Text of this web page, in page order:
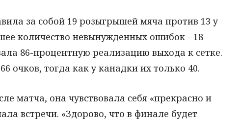
за собой 19 розыгрышей мяча против 13 у
количество невынужденных ошибок - 18
86-процентную реализацию выхода к сетке.
очков, тогда как у канадки их только 40.
матча, она чувствовала себя «прекрасно и
встречи. «Здорово, что в финале будет